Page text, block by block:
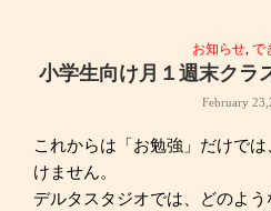
お知らせ で
小学生向け月１週末クラ
February
これからは「お勉強」だけで
けません。
デルタスタジオでは、どのよう